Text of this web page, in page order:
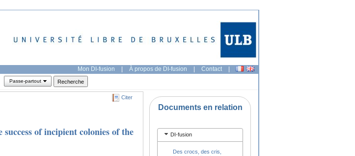
Mon DI-fusion | À propos de DI-fusion | Contact |
Passe-partout
Citer
of incipient colonies of the
Documents en relation
DI-fusion
Des crocs, des cris,